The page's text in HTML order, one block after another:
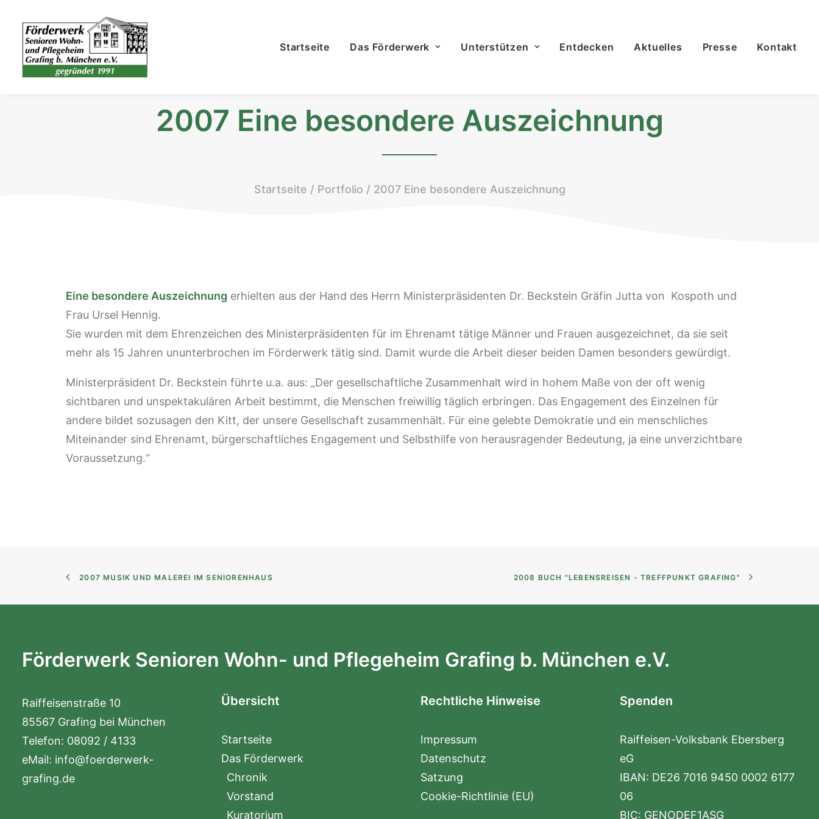
Startseite Das Förderwerk Unterstützen Entdecken Aktuelles Presse Kontakt
2007 Eine besondere Auszeichnung
Startseite Portfolio 2007 Eine besondere Auszeichnung
Eine besondere Auszeichnung erhielten aus der Hand des Herrn Ministerpräsidenten Dr. Beckstein Gräfin Jutta von Kospoth und
Frau Ursel Hennig.
Sie wurden mit dem Ehrenzeichen des Ministerpräsidenten für im Ehrenamt tätige Männer und Frauen ausgezeichnet, da sie seit
mehr als 15 Jahren ununterbrochen im Förderwerk tätig sind. Damit wurde die Arbeit dieser beiden Damen besonders gewürdigt.
Ministerpräsident Dr. Beckstein führte u.a. aus: „Der gesellschaftliche Zusammenhalt wird in hohem Maße von der oft wenig
sichtbaren und unspektakulären Arbeit bestimmt, die Menschen freiwillig täglich erbringen. Das Engagement des Einzelnen für
andere bildet sozusagen den Kitt, der unsere Gesellschaft zusammenhält. Für eine gelebte Demokratie und ein menschliches
Miteinander sind Ehrenamt, bürgerschaftliches Engagement und Selbsthilfe von herausragender Bedeutung, ja eine unverzichtbare
Voraussetzung.“
2007 MUSIK UND MALEREI IM SENIORENHAUS 2008 BUCH "LEBENSREISEN - TREFFPUNKT GRAFING"
Förderwerk Senioren Wohn- und Pflegeheim Grafing b. München e.V.
Raiffeisenstraße 10
85567 Grafing bei München
Telefon: 08092 / 4133
eMail: info@foerderwerk-
grafing.de
Übersicht
Startseite
Das Förderwerk
Chronik
Vorstand
Kuratorium
Rechtliche Hinweise
Impressum
Datenschutz
Satzung
Cookie-Richtlinie (EU)
Spenden
Raiffeisen-Volksbank Ebersberg
eG
IBAN: DE26 7016 9450 0002 6177
06
BIC: GENODEF1ASG